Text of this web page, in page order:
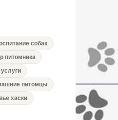
собак
питомника
услуги
питомцы
хаски